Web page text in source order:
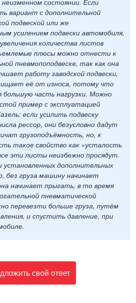
состоянии. Если
вариант с дополнительной
подвеской или же
усилением подвески автомобиля,
количества листов
плюсы можно отнести к
пневмопоподвеске, так как она
работу заводской подвески,
её от износа, потому что
большую часть нагрузки. Можно
пример с эксплуатацией
если усилить подвеску
рессор, они безусловно дадут
грузоподъёмность, но, к
такое свойство как «усталость
эти листы неизбежно просядут.
дополнительных
без груза машину начинает
начинает прыгать, в то время
пневматической
перевезти больше груза, путём
и спустить давление, при
свой ответ